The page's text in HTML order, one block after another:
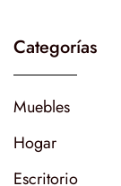
Categorías
Muebles
Hogar
Escritorio